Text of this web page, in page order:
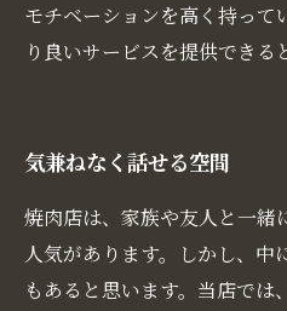
モチベーションを高く持って
り良いサービスを提供できる
気兼ねなく話せる空間
焼肉店は、家族や友人と一緒
人気があります。しかし、中
もあると思います。当店では